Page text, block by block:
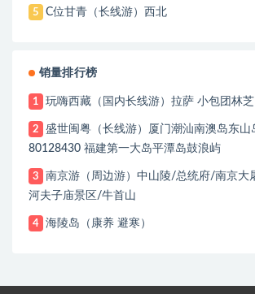
5 C位甘青（长线游）西北
销量排行榜
1 玩嗨西藏（国内长线游）拉萨 小包团林芝
2
盛世闽粤（长线游）厦门潮汕南澳岛东山
80128430 福建第一大岛平潭岛鼓浪屿
3
南京游（周边游）中山陵/总统府/南京大
河夫子庙景区/牛首山
4 海陵岛（康养 避寒）